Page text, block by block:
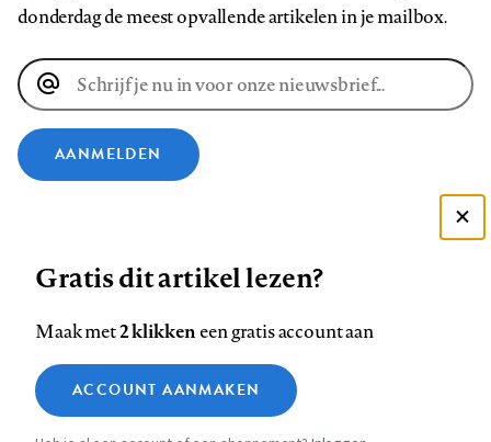
donderdag de meest opvallende artikelen in je mailbox.
E-
mailadres
AANMELDEN
ons
op
Facebook
ons
op
LinkedIn
ons
op
Bluesky
ons
op
Instagram
ons
op
YouTube
ons
Footer
Contact Colofon Disclaimer Privacy
Medische vragen verdienen
betrouwbare antwoorden
Zie onze cookie policy
Analytische cookies
Gratis dit artikel lezen?
Maak met2 klikkeneen gratis account aan
ACCOUNT AANMAKEN